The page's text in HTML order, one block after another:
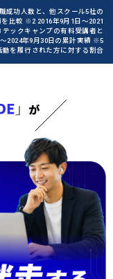
成功人数と、他スクール5社の
比較 ※2 2016年9月1日〜2021
ックキャンプの有料受講者と
2024年9月30日の累計実績 ※5
を履行された方に対する割合